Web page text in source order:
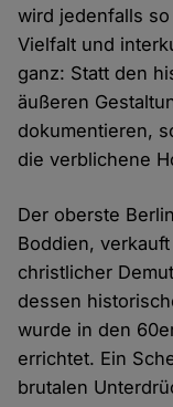
wird jedenfalls
Vielfalt und
ganz: Statt den
äußeren
dokumentieren,
die verblichene
Der oberste
Boddien,
christlicher
dessen
wurde in den
errichtet. Ein
brutalen